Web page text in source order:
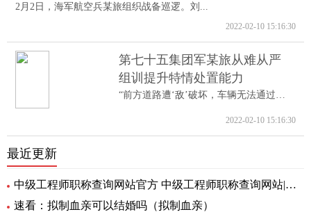
2月2日，海军航空兵某旅组织战备巡逻。刘...
2022-02-10 15:16:30
第七十五集团军某旅从难从严
组训提升特情处置能力
2022-02-10 15:16:30
最近更新
中级工程师职称查询网站官方 中级工程师职称查询网站|世界今日讯
速看：拟制血亲可以结婚吗（拟制血亲）